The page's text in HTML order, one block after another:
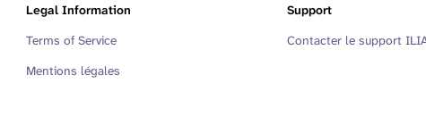
Legal Information
Terms of Service
Mentions légales
Support
Contacter le support